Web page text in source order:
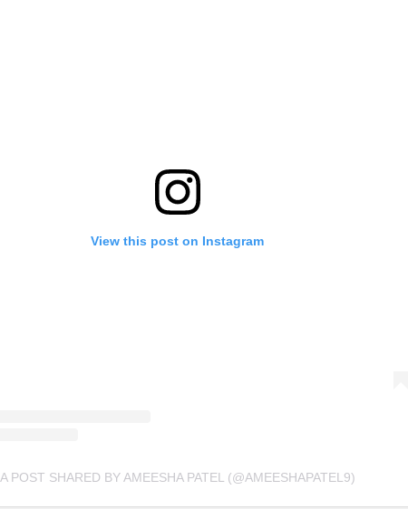
View this post on Instagram
A POST SHARED BY AMEESHA PATEL (@AMEESHAPATEL9)